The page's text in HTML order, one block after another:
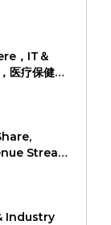
2024-
&
，IT＆
医疗保健，
解决方案，
，视频
（标准
进行类型，
与行业分析
Stream
By
(PC,
Industry